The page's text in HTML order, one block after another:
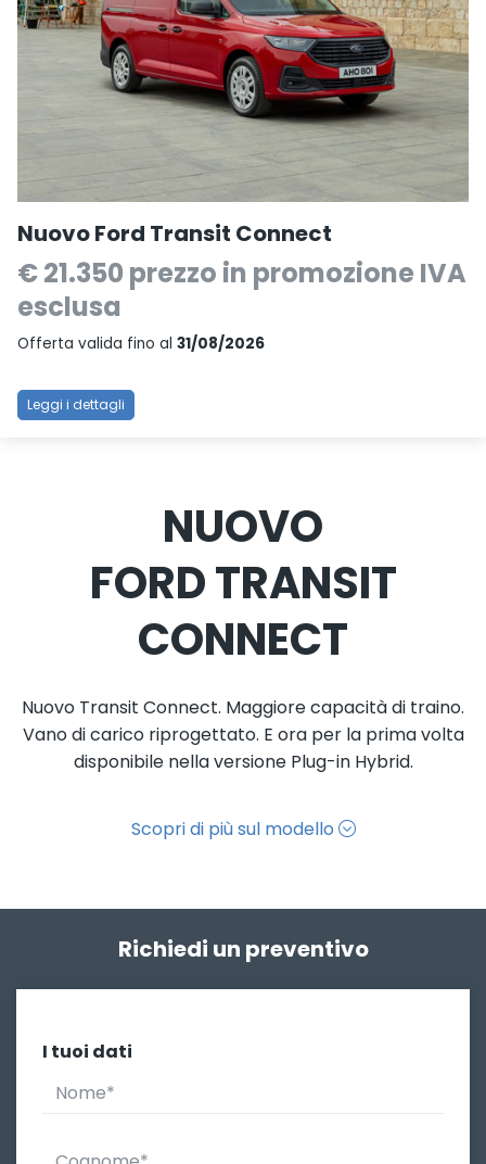
Nuovo Ford Transit Connect
€ 21.350 prezzo in promozione IVA
esclusa
Offerta valida fino al 31/08/2026
Leggi i dettagli
NUOVO
FORD TRANSIT
CONNECT
Nuovo Transit Connect. Maggiore capacità di traino.
Vano di carico riprogettato. E ora per la prima volta
disponibile nella versione Plug-inHybrid.
Scopri di più sul modello
Richiedi un preventivo
I tuoi dati